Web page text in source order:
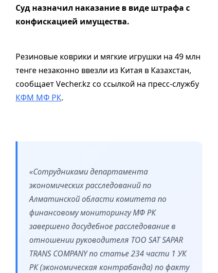
Суд назначил наказание в виде штрафа с
конфискацией имущества.
Резиновые коврики и мягкие игрушки на 49 млн
тенге незаконно ввезли из Китая в Казахстан,
сообщает Vecher.kz со ссылкой на пресс-службу
КФМ МФ РК.
«Сотрудниками департамента
экономических расследований по
Алматинской области комитета по
финансовому мониторингу МФ РК
завершено досудебное расследование в
отношении руководителя ТОО SAT SAPAR
TRANS COMPANY по статье 234 части 1 УК
РК (экономическая контрабанда) по факту